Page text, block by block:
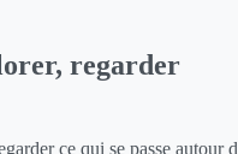
regarder
ce qui se passe autour